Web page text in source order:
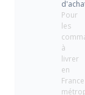
Pour
les
à
livrer
en
France